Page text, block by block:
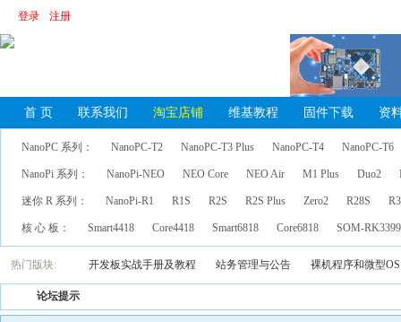
登录 注册
首 页 联系我们 淘宝店铺 维基教程 固件下载 资
NanoPC 系列： NanoPC-T2 NanoPC-T3 Plus NanoPC-T4 NanoPC-T6
NanoPi 系列： NanoPi-NEO NEO Core NEO Air M1 Plus Duo2
迷你 R 系列： NanoPi-R1 R1S R2S R2S Plus Zero2 R28S
核 心 板： Smart4418 Core4418 Smart6818 Core6818 SOM-
热门版块: 开发板实战手册及教程 站务管理与公告 裸机程序和微型OS
论坛提示